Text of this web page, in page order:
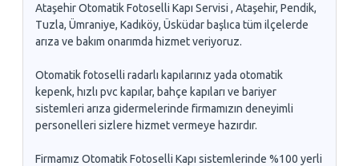
Ataşehir Otomatik Fotoselli Kapı Servisi , Ataşehir, Pendik,
Tuzla, Ümraniye, Kadıköy, Üsküdar başlıca tüm ilçelerde
arıza ve bakım onarımda hizmet veriyoruz.
Otomatik fotoselli radarlı kapılarınız yada otomatik
kepenk, hızlı pvc kapılar, bahçe kapıları ve bariyer
sistemleri arıza gidermelerinde firmamızın deneyimli
personelleri sizlere hizmet vermeye hazırdır.
Firmamız Otomatik Fotoselli Kapı sistemlerinde %100 yerli